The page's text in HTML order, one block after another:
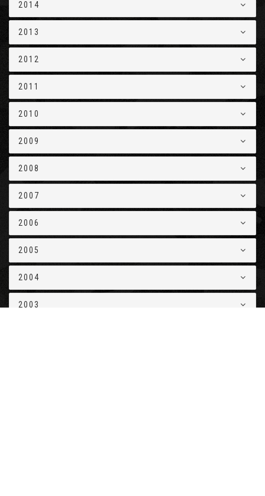
2014
2013
2012
2011
2010
2009
2008
2007
2006
2005
2004
2003